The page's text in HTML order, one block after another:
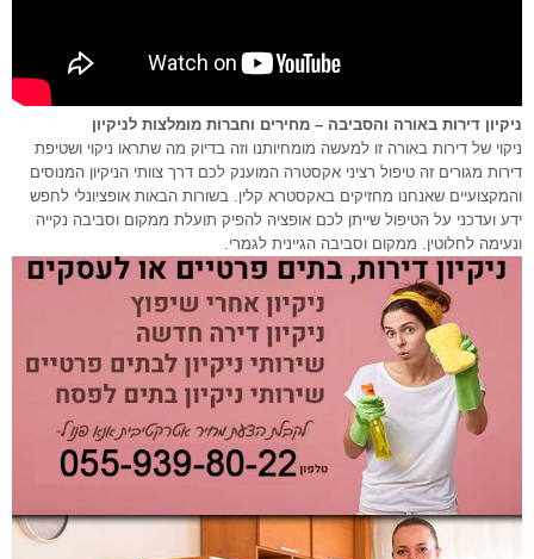
ניקיון דירות באורה והסביבה – מחירים וחברות מומלצות לניקיון
ניקוי של דירות באורה זו למעשה מומחיותנו וזה בדיוק מה שתראו ניקוי ושטיפת
דירות מגורים זה טיפול רציני אקסטרה המוענק לכם דרך צוותי הניקיון המנוסים
והמקצועיים שאנחנו מחזיקים באקסטרא קלין. בשורות הבאות אופציונלי לחפש
ידע ועדכני על הטיפול שייתן לכם אופציה להפיק תועלת ממקום וסביבה נקייה
ונעימה לחלוטין. ממקום וסביבה הגיינית לגמרי.